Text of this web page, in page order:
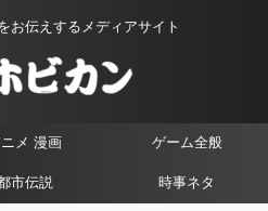
お伝えするメディアサイト
メ 漫画 ゲーム全般
市伝説 時事ネタ